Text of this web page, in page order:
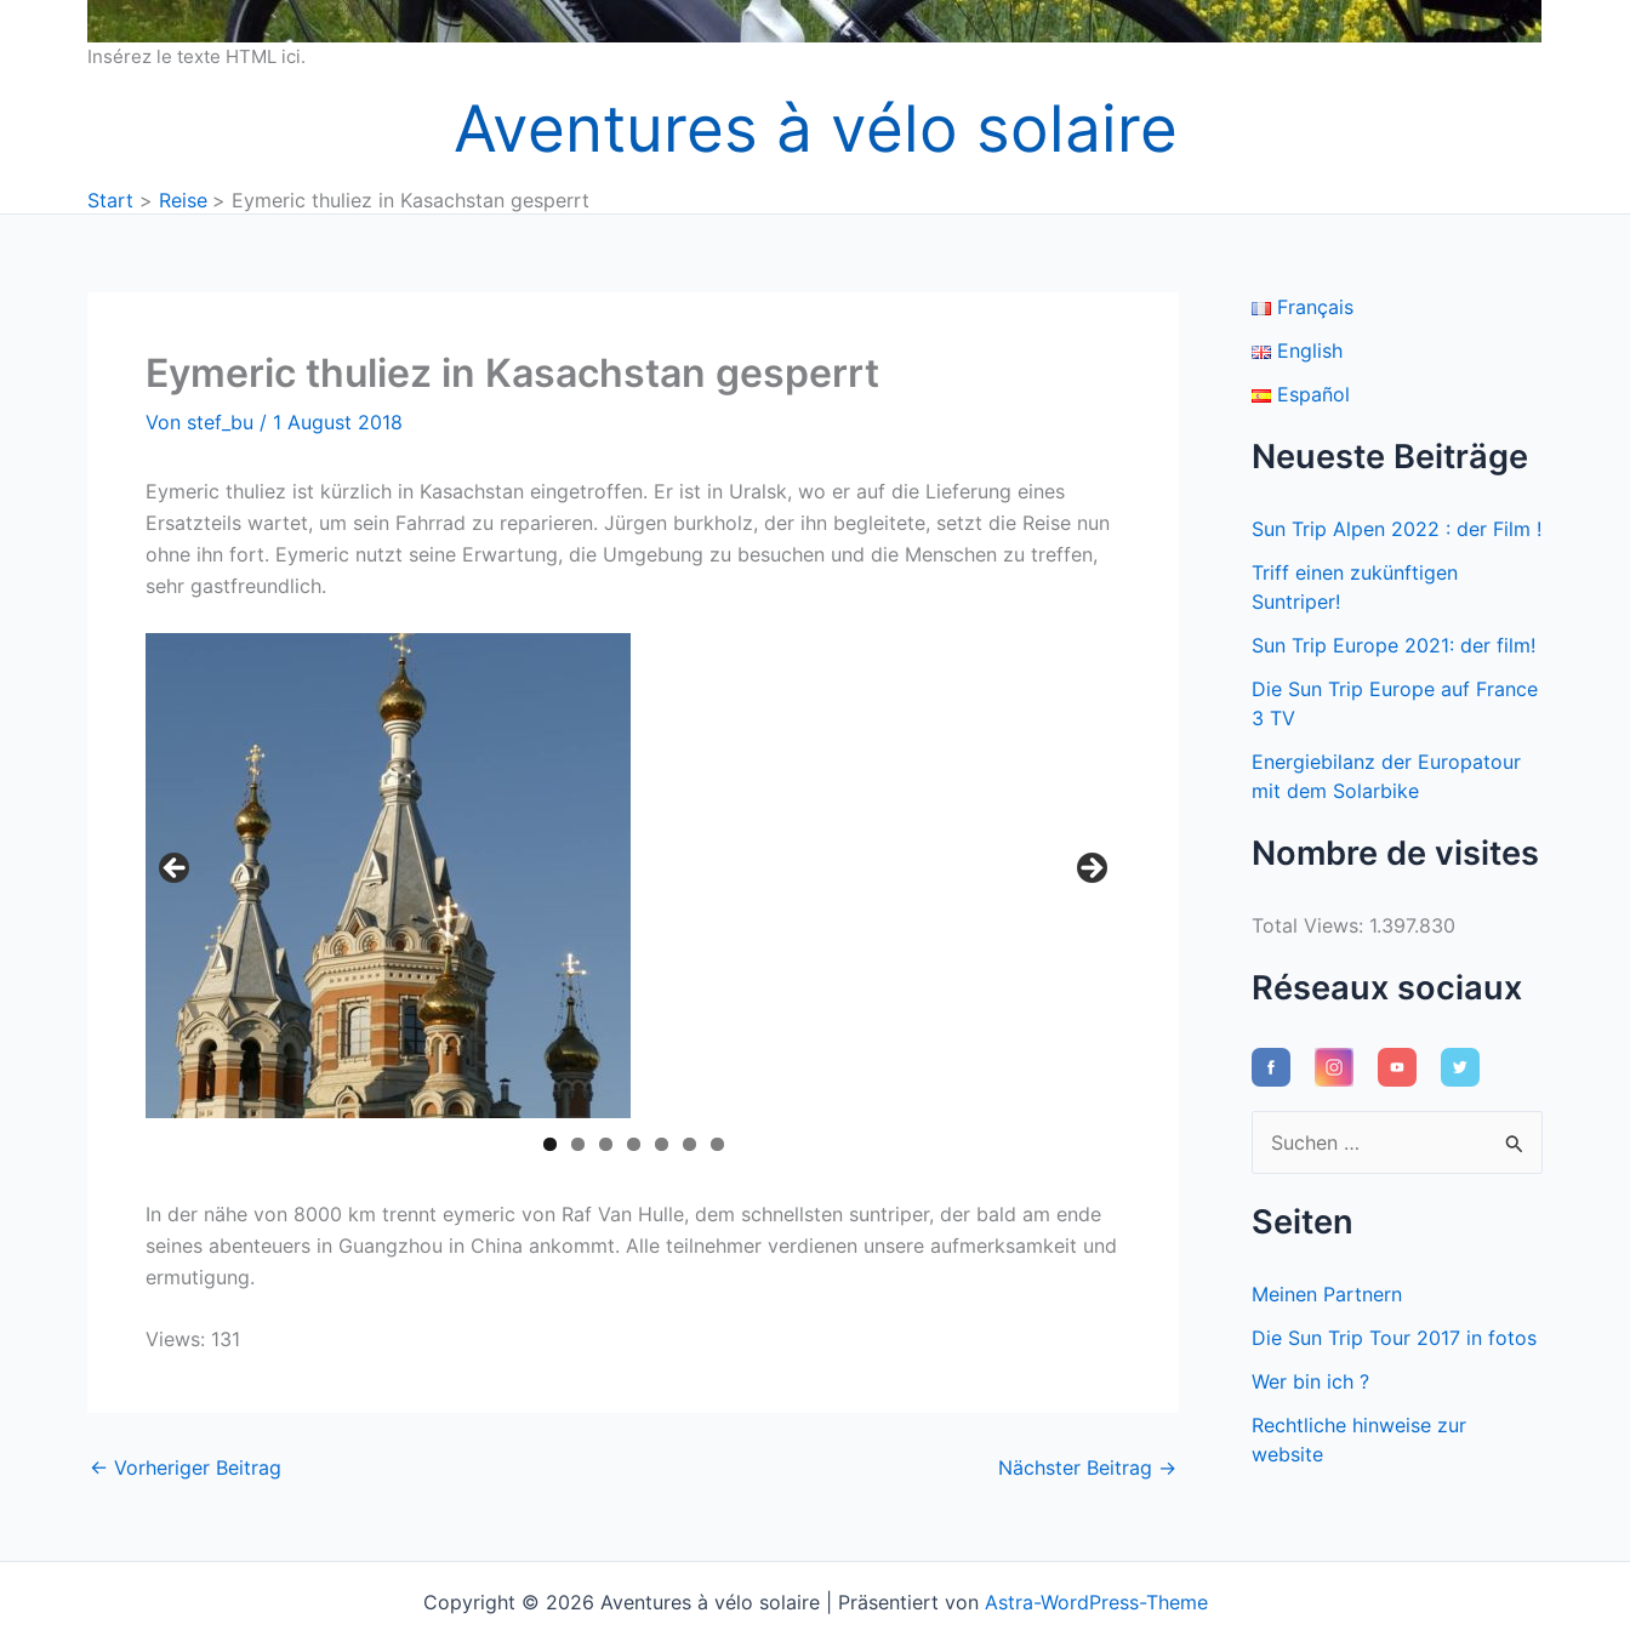
Insérez le texte HTML ici.
Aventures à vélo solaire
Start Reise Eymeric thuliez in Kasachstan gesperrt
Eymeric thuliez in Kasachstan gesperrt
Von stef_bu / 1 August 2018
Eymeric thuliez ist kürzlich in Kasachstan eingetroffen. Er ist in Uralsk, wo er auf die Lieferung eines
Ersatzteils wartet, um sein Fahrrad zu reparieren. Jürgen burkholz, der ihn begleitete, setzt die Reise nun
ohne ihn fort. Eymeric nutzt seine Erwartung, die Umgebung zu besuchen und die Menschen zu treffen,
sehr gastfreundlich.
In der nähe von 8000 km trennt eymeric von Raf Van Hulle, dem schnellsten suntriper, der bald am ende
seines abenteuers in Guangzhou in China ankommt. Alle teilnehmer verdienen unsere aufmerksamkeit und
ermutigung.
Views: 131
← Vorheriger Beitrag Nächster Beitrag →
Français
English
Español
Neueste Beiträge
Sun Trip Alpen 2022 : der Film !
Triff einen zukünftigen
Suntriper!
Sun Trip Europe 2021: der film!
Die Sun Trip Europe auf France
3 TV
Energiebilanz der Europatour
mit dem Solarbike
Nombre de visites
Total Views: 1.397.830
Réseaux sociaux
u
c
e
c
Seiten
Meinen Partnern
Die Sun Trip Tour 2017 in fotos
Wer bin ich ?
Rechtliche hinweise zur
website
Copyright © 2026 Aventures à vélo solaire | Präsentiert von Astra-WordPress-Theme